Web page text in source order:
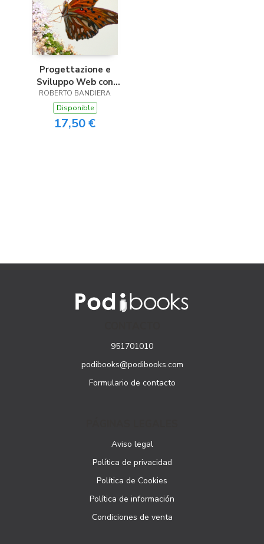
Progettazione e
Sviluppo Web con
CodeIgniter 3
ROBERTO BANDIERA
Disponible
17,50 €
951701010
podibooks@podibooks.com
Formulario de contacto
Aviso legal
Política de privacidad
Política de Cookies
Política de información
Condiciones de venta